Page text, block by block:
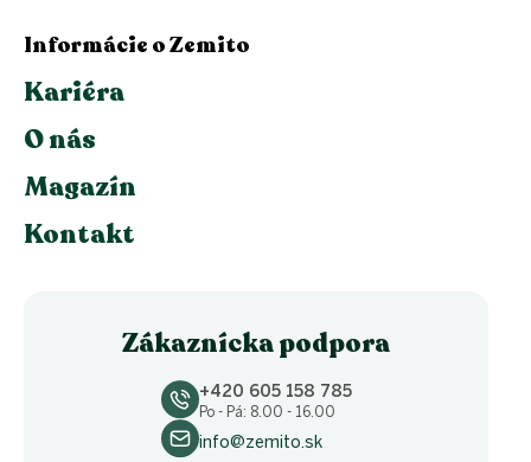
Informácie o Zemito
Kariéra
O nás
Magazín
Kontakt
Zákaznícka podpora
+420 605 158 785
Po - Pá: 8.00 - 16.00
info@zemito.sk